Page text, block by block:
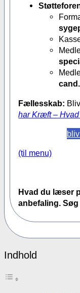
Fællesskab:
har Kræft –
(til menu)
Hvad du læser
anbefaling.
Indhold